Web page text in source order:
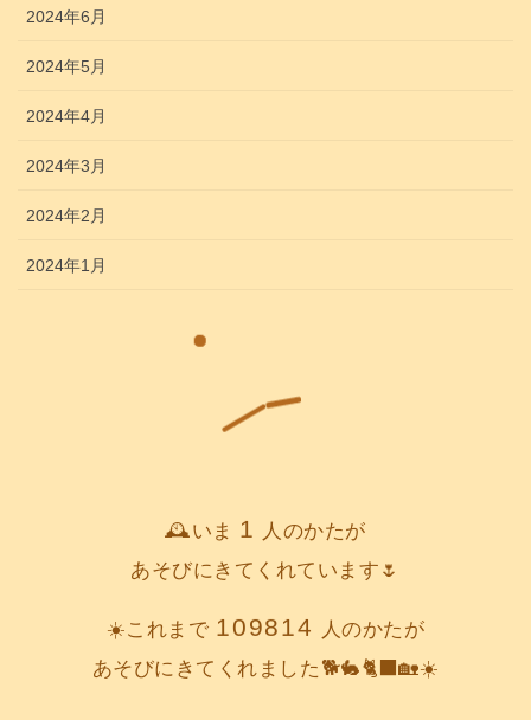
2024年6月
2024年5月
2024年4月
2024年3月
2024年2月
2024年1月
🕰️いま 1
人のかたが
あそびにきてくれています🌷
☀️これまで 109814
人のかたが
あそびにきてくれました🐕️🐇🐈‍⬛🏡☀️